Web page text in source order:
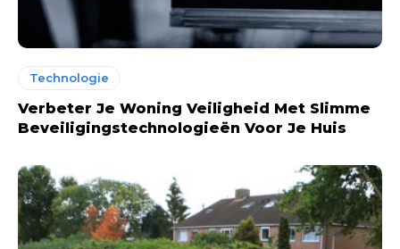
Technologie
Verbeter Je Woning Veiligheid Met Slimme
Beveiligingstechnologieën Voor Je Huis